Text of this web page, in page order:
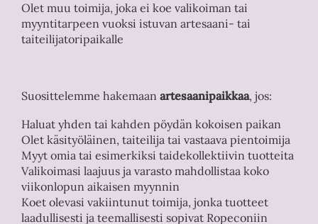
Olet muu toimija, joka ei koe valikoiman tai
myyntitarpeen vuoksi istuvan artesaani- tai
taiteilijatoripaikalle
Suosittelemme hakemaan artesaanipaikkaa, jos:
Haluat yhden tai kahden pöydän kokoisen paikan
Olet käsityöläinen, taiteilija tai vastaava pientoimija
Myyt omia tai esimerkiksi taidekollektiivin tuotteita
Valikoimasi laajuus ja varasto mahdollistaa koko
viikonlopun aikaisen myynnin
Koet olevasi vakiintunut toimija, jonka tuotteet
laadullisesti ja teemallisesti sopivat Ropeconiin